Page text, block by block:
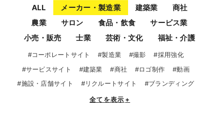
ALL メーカー・製造業 建築業
商社
農業
サロン 食品・飲食
サービス業
小売・販売
士業 芸術・文化 福祉・介護
#コーポレートサイト #製造業 #撮影
#採用強化
#サービスサイト
#建築業 #商社 #ロゴ制作
#動画
#施設・店舗サイト
#リクルートサイト #ブランディング
全てを表示 +